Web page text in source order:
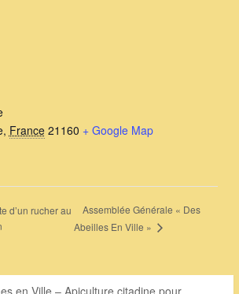
, France 21160 + Google Map
d’un rucher au
Assemblée Générale « Des
Abeilles En Ville »